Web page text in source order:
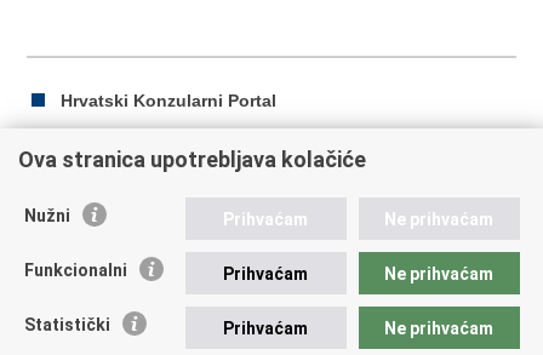
Hrvatski Konzularni Portal
Ispiši
Podijeli
Facebooku
Twitteru
Republika Hrvatska
Trg N.Š. Zrinskog 7-8, 10000 Zagreb
Ova stranica upotrebljava kolačiće
Nužni Prihvaćam Ne prihvaćam
Funkcionalni Prihvaćam Ne prihvaćam
Statistički Prihvaćam Ne prihvaćam